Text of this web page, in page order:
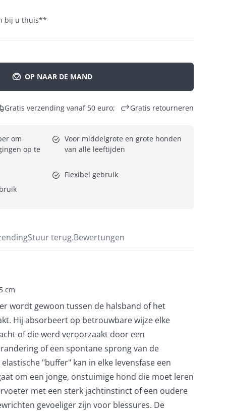
bij u thuis**
OP NAAR DE MAND
Gratis verzending vanaf 50 euro; Gratis retourneren
om
op te
Voor middelgrote en grote honden
van alle leeftijden
Flexibel gebruik
Stuur terug.Bewertungen
cm
wordt gewoon tussen de halsband of het
Hij absorbeert op betrouwbare wijze elke
of die werd veroorzaakt door een
of een spontane sprong van de
"buffer" kan in elke levensfase een
om een jonge, onstuimige hond die moet leren
met een sterk jachtinstinct of een oudere
gevoeliger zijn voor blessures. De